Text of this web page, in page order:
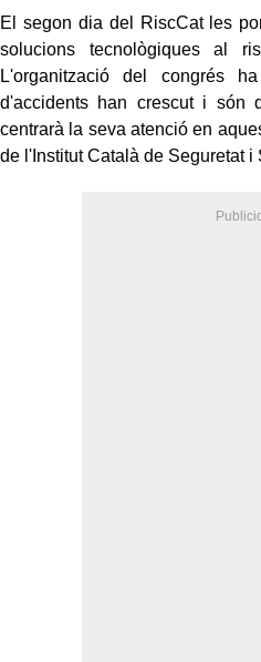
El segon dia del RiscCat les
solucions tecnològiques al
L'organització del congrés
d'accidents han crescut i són
centrarà la seva atenció en
de l'Institut Català de Seguretat i